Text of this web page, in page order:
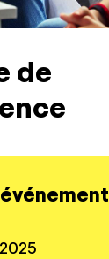
de
2025